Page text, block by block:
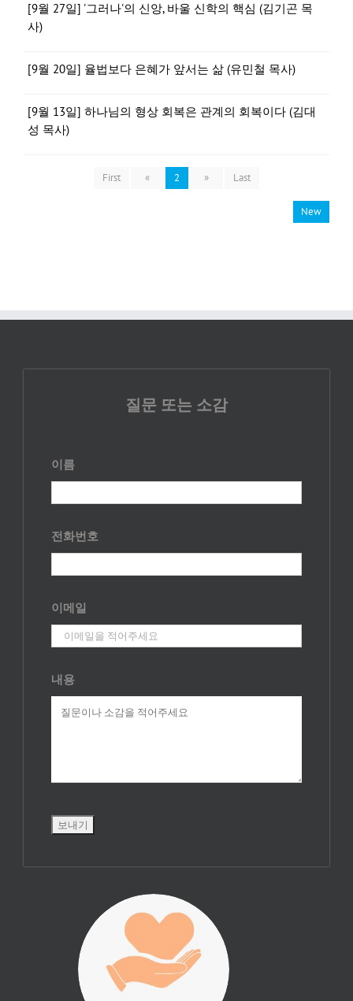
[9월 27일] '그러나'의 신앙, 바울 신학의 핵심 (김기곤 목
사)
[9월 20일] 율법보다 은혜가 앞서는 삶 (유민철 목사)
[9월 13일] 하나님의 형상 회복은 관계의 회복이다 (김대
성 목사)
First « 2 » Last
New
질문 또는 소감
이름
전화번호
이메일
내용
진리횃불 사역은
여러분의 후원으
로 이루어집니다.